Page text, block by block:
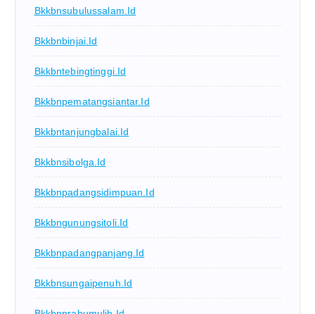
Bkkbnsubulussalam.id
Bkkbnbinjai.id
Bkkbntebingtinggi.id
Bkkbnpematangsiantar.id
Bkkbntanjungbalai.id
Bkkbnsibolga.id
Bkkbnpadangsidimpuan.id
Bkkbngunungsitoli.id
Bkkbnpadangpanjang.id
Bkkbnsungaipenuh.id